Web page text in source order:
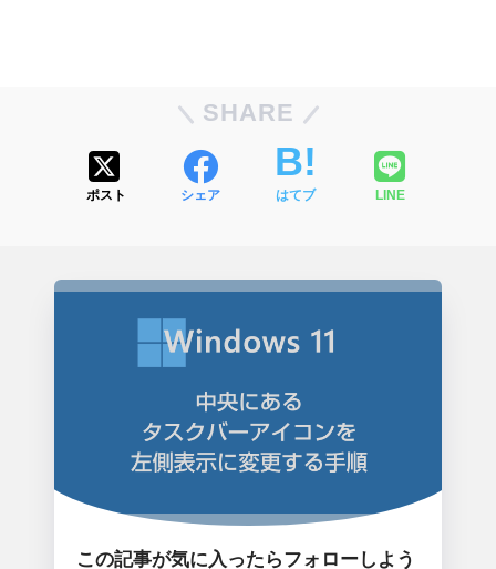
SHARE
ポスト シェア はてブ LINE
この記事が気に入ったらフォローしよう